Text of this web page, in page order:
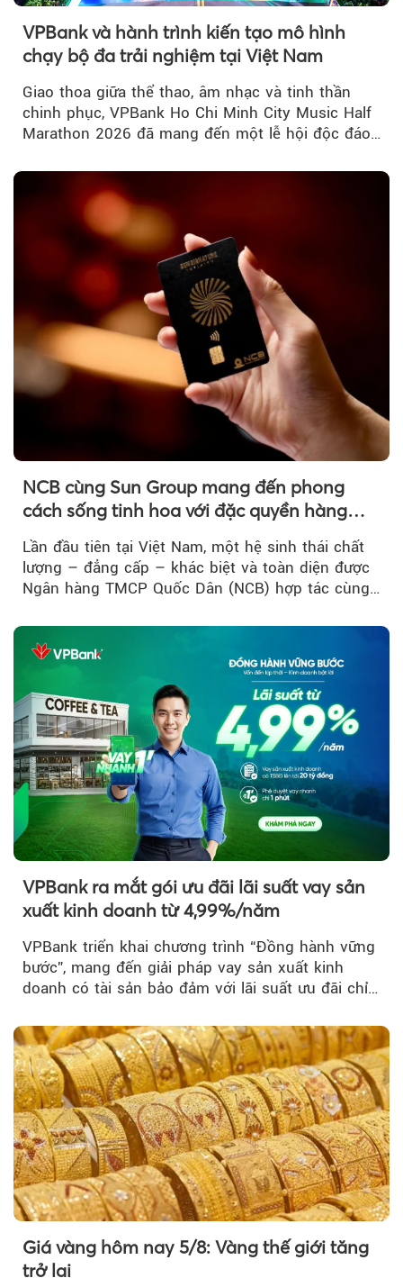
VPBank và hành trình kiến tạo mô hình
chạy bộ đa trải nghiệm tại Việt Nam
Giao thoa giữa thể thao, âm nhạc và tinh thần
chinh phục, VPBank Ho Chi Minh City Music Half
Marathon 2026 đã mang đến một lễ hội độc đáo
NCB cùng Sun Group mang đến phong
cách sống tinh hoa với đặc quyền hàng
Lần đầu tiên tại Việt Nam, một hệ sinh thái chất
lượng – đẳng cấp – khác biệt và toàn diện được
Ngân hàng TMCP Quốc Dân (NCB) hợp tác cùng
VPBank ra mắt gói ưu đãi lãi suất vay sản
xuất kinh doanh từ 4,99%/năm
VPBank triển khai chương trình “Đồng hành vững
bước”, mang đến giải pháp vay sản xuất kinh
doanh có tài sản bảo đảm với lãi suất ưu đãi chỉ
Giá vàng hôm nay 5/8: Vàng thế giới tăng
trở lại